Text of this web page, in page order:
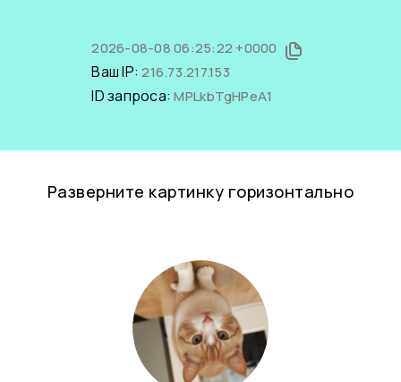
2026-08-08 06:25:22 +0000
Ваш IP:216.73.217.153
ID запроса:MPLkbTgHPeA1
Разверните картинку горизонтально